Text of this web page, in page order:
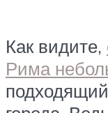
Как видите,
Рима
подходящий